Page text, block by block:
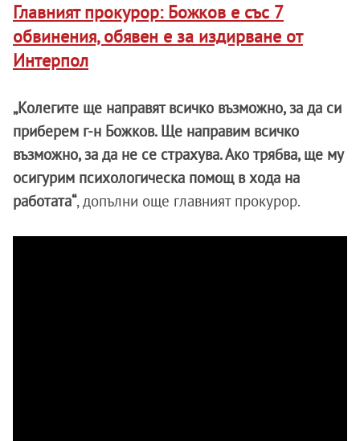
Главният прокурор: Божков е със 7
обвинения, обявен е за издирване от
Интерпол
„Колегите ще направят всичко възможно, за да си
приберем г-н Божков. Ще направим всичко
възможно, за да не се страхува. Ако трябва, ще му
осигурим психологическа помощ в хода на
работата“, допълни още главният прокурор.